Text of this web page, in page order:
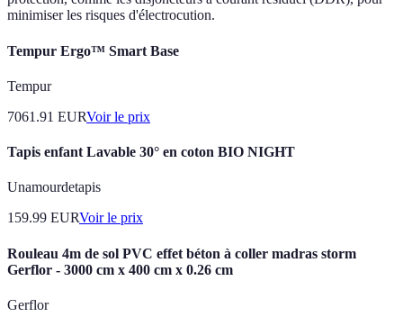
minimiser les risques d'électrocution.
Tempur Ergo™ Smart Base
Tempur
7061.91 EURVoir le prix
Tapis enfant Lavable 30° en coton BIO NIGHT
Unamourdetapis
159.99 EURVoir le prix
Rouleau 4m de sol PVC effet béton à coller madras storm
Gerflor - 3000 cm x 400 cm x 0.26 cm
Gerflor